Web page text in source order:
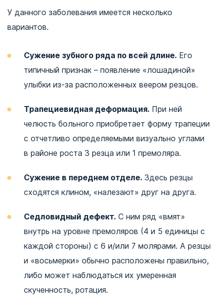
У данного заболевания имеется несколько
вариантов.
Сужение зубного ряда по всей длине. Его
типичный признак – появление «лошадиной»
улыбки из-за расположенных веером резцов.
Трапециевидная деформация. При ней
челюсть больного приобретает форму трапеции
с отчетливо определяемыми визуально углами
в районе роста 3 резца или 1 премоляра.
Сужение в переднем отделе. Здесь резцы
сходятся клином, «налезают» друг на друга.
Седловидный дефект. С ним ряд «вмят»
внутрь на уровне премоляров (4 и 5 единицы с
каждой стороны) с 6 и/или 7 молярами. А резцы
и «восьмерки» обычно расположены правильно,
либо может наблюдаться их умеренная
скученность, ротация.